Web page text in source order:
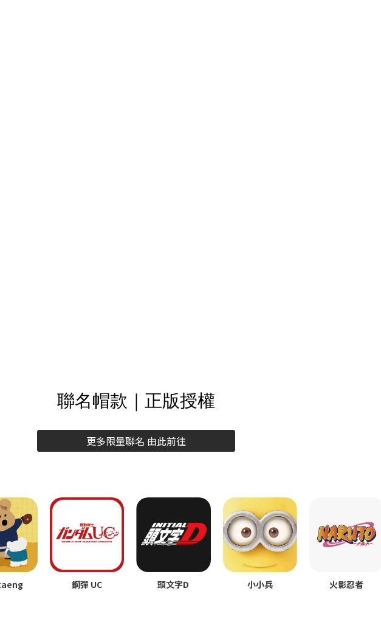
聯名帽款｜正版授權
更多限量聯名 由此前往
鋼彈 UC 頭文字D 小小兵 火影忍者